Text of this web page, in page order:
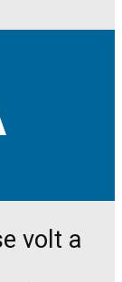
volt a